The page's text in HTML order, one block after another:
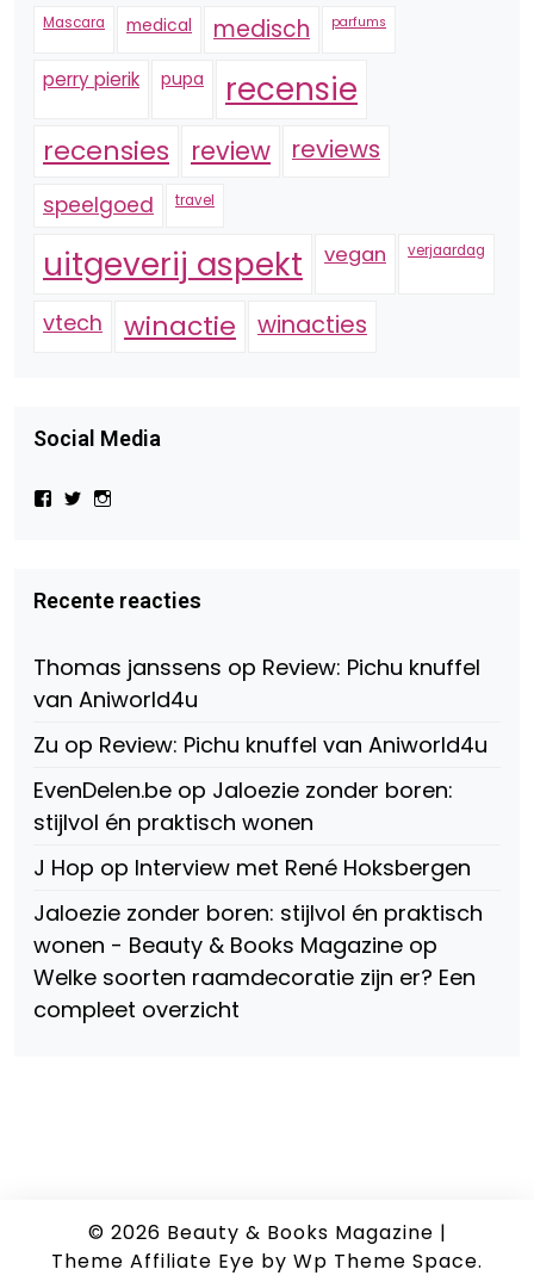
Mascara medical medisch parfums
perry pierik pupa recensie
recensies review reviews
speelgoed travel
uitgeverij aspekt vegan verjaardag
vtech winactie winacties
Social Media
Bekijk
Beauty-
147775071915783/?
Facebook
Bekijk
op
Twitter
op
Instagram
Recente reacties
Thomas janssens op Review: Pichu knuffel
van Aniworld4u
Zu op Review: Pichu knuffel van Aniworld4u
EvenDelen.be op Jaloezie zonder boren:
stijlvol én praktisch wonen
J Hop op Interview met René Hoksbergen
Jaloezie zonder boren: stijlvol én praktisch
wonen - Beauty & Books Magazine op
Welke soorten raamdecoratie zijn er? Een
compleet overzicht
© 2026 Beauty & Books Magazine |
Theme Affiliate Eye by Wp Theme Space.